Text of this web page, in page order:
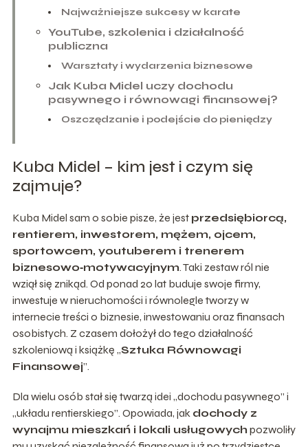
Najważniejsze sukcesy w karate
YouTube, szkolenia i działalność
publiczna
Warsztaty i wydarzenia biznesowe
Jak Kuba Midel uczy dochodu
pasywnego i równowagi finansowej?
Oszczędzanie i podejście do pieniędzy
Kuba Midel – kim jest i czym się
zajmuje?
Kuba Midel sam o sobie pisze, że jest przedsiębiorcą,
rentierem, inwestorem, mężem, ojcem,
sportowcem, youtuberem i trenerem
biznesowo‑motywacyjnym. Taki zestaw ról nie
wziął się znikąd. Od ponad 20 lat buduje swoje firmy,
inwestuje w nieruchomości i równolegle tworzy w
internecie treści o biznesie, inwestowaniu oraz finansach
osobistych. Z czasem dołożył do tego działalność
szkoleniową i książkę „Sztuka Równowagi
Finansowej”.
Dla wielu osób stał się twarzą idei „dochodu pasywnego” i
„układu rentierskiego”. Opowiada, jak dochody z
wynajmu mieszkań i lokali usługowych pozwoliły